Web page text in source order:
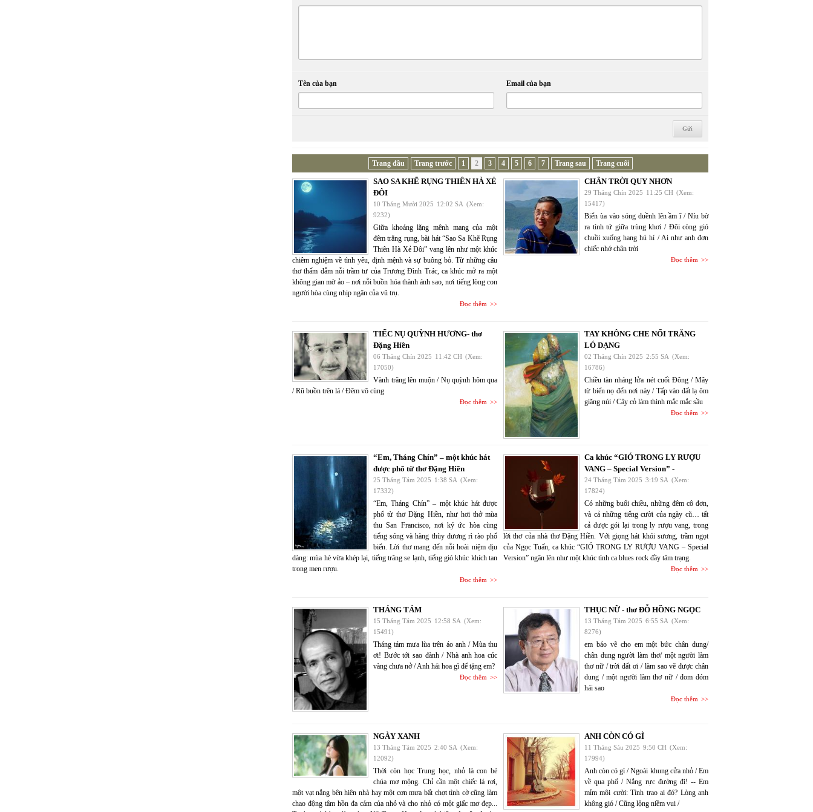
Tên của bạn Email của bạn
Trang đầu Trang trước 1 2 3 4 5 6 7 Trang sau Trang cuối
SAO SA KHẼ RỤNG THIÊN HÀ XẺ
ĐÔI
10 Tháng Mười 2025 12:02 SA (Xem:
9232)
Giữa khoảng lặng mênh mang của một
đêm trăng rụng, bài hát “Sao Sa Khẽ Rụng
Thiên Hà Xẻ Đôi” vang lên như một khúc
chiêm nghiệm về tình yêu, định mệnh và sự buông bỏ. Từ những câu
thơ thấm đẫm nỗi trầm tư của Trương Đình Trác, ca khúc mở ra một
không gian mờ ảo – nơi nỗi buồn hóa thành ánh sao, nơi tiếng lòng con
người hòa cùng nhịp ngân của vũ trụ.
Đọc thêm
CHÂN TRỜI QUY NHƠN
29 Tháng Chín 2025 11:25 CH (Xem:
15417)
Biển ùa vào sóng duềnh lên ầm ĩ / Níu bờ
ra tình tứ giữa trùng khơi / Đôi còng gió
chuồi xuống hang hú hí / Ai như anh đơn
chiếc nhớ chân trời
Đọc thêm
TIẾC NỤ QUỲNH HƯƠNG- thơ
Đặng Hiền
06 Tháng Chín 2025 11:42 CH (Xem:
17050)
Vành trăng lên muộn / Nụ quỳnh hôm qua
/ Rũ buồn trên lá / Đêm vô cùng
Đọc thêm
TAY KHÔNG CHE NỔI TRĂNG
LÓ DẠNG
02 Tháng Chín 2025 2:55 SA (Xem:
16786)
Chiều tàn nháng lửa nét cuối Đông / Mây
từ biển nọ đến nơi này / Tấp vào đất lạ ôm
giăng núi / Cây cỏ làm thinh mắc mắc sầu
Đọc thêm
“Em, Tháng Chín” – một khúc hát
được phổ từ thơ Đặng Hiền
25 Tháng Tám 2025 1:38 SA (Xem:
17332)
“Em, Tháng Chín” – một khúc hát được
phổ từ thơ Đặng Hiền, như hơi thở mùa
thu San Francisco, nơi ký ức hòa cùng
tiếng sóng và hàng thùy dương rì rào phố
biển. Lời thơ mang đến nỗi hoài niệm dịu
dàng: mùa hè vừa khép lại, tiếng trăng se lạnh, tiếng gió khúc khích tan
trong men rượu.
Đọc thêm
Ca khúc “GIÓ TRONG LY RƯỢU
VANG – Special Version” -
24 Tháng Tám 2025 3:19 SA (Xem:
17824)
Có những buổi chiều, những đêm cô đơn,
và cả những tiếng cười của ngày cũ… tất
cả được gói lại trong ly rượu vang, trong
lời thơ của nhà thơ Đặng Hiền. Với giọng hát khói sương, trầm ngọt
của Ngọc Tuấn, ca khúc “GIÓ TRONG LY RƯỢU VANG – Special
Version” ngân lên như một khúc tình ca blues rock đầy tâm trạng.
Đọc thêm
THÁNG TÁM
15 Tháng Tám 2025 12:58 SA (Xem:
15491)
Tháng tám mưa lùa trên áo anh / Mùa thu
ơi! Bước tới sao đành / Nhà anh hoa cúc
vàng chưa nở / Anh hái hoa gì để tặng em?
Đọc thêm
THỤC NỮ - thơ ĐỖ HỒNG NGỌC
13 Tháng Tám 2025 6:55 SA (Xem:
8276)
em bảo vẽ cho em một bức chân dung/
chân dung người làm thơ/ một người làm
thơ nữ / trời đất ơi / làm sao vẽ được chân
dung / một người làm thơ nữ / đom đóm
hái sao
Đọc thêm
NGÀY XANH
13 Tháng Tám 2025 2:40 SA (Xem:
12092)
Thời còn học Trung học, nhỏ là con bé
chúa mơ mộng. Chỉ cần một chiếc lá rơi,
một vạt nắng bên hiên nhà hay một cơn mưa bất chợt tình cờ cũng làm
chao động tâm hồn đa cảm của nhỏ và cho nhỏ có một giấc mơ đẹp...
ANH CÒN CÓ GÌ
11 Tháng Sáu 2025 9:50 CH (Xem:
17994)
Anh còn có gì / Ngoài khung cửa nhỏ / Em
về qua phố / Nắng rực đường đi! -- Em
mỉm môi cười: Tình trao ai đó? Lòng anh
không gió / Cũng lộng niềm vui /